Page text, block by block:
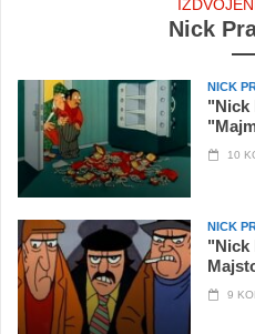
Nick
NICK
"Nick
10
NICK
"Nick
9